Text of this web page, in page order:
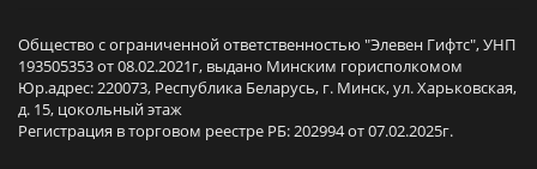
Общество с ограниченной ответственностью "Элевен Гифтс", УНП
193505353 от 08.02.2021г, выдано Минским горисполкомом
Юр.адрес: 220073, Республика Беларусь, г. Минск, ул. Харьковская,
д. 15, цокольный этаж
Регистрация в торговом реестре РБ: 202994 от 07.02.2025г.